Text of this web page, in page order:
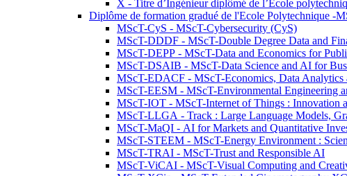
X - Titre d’Ingénieur diplômé de l’École
Diplôme de formation gradué de l'Ecole Polytechnique -
MScT-CyS - MScT-Cybersecurity (CyS)
MScT-DDDF - MScT-Double Degree Data and
MScT-DEPP - MScT-Data and Economics for
MScT-DSAIB - MScT-Data Science and AI for
MScT-EDACF - MScT-Economics, Data Analytics
MScT-EESM - MScT-Environmental Engineering
MScT-IOT - MScT-Internet of Things : Innovation
MScT-LLGA - Track : Large Language Models,
MScT-MaQI - AI for Markets and Quantitative
MScT-STEEM - MScT-Energy Environment :
MScT-TRAI - MScT-Trust and Responsible AI
MScT-ViCAI - MScT-Visual Computing and